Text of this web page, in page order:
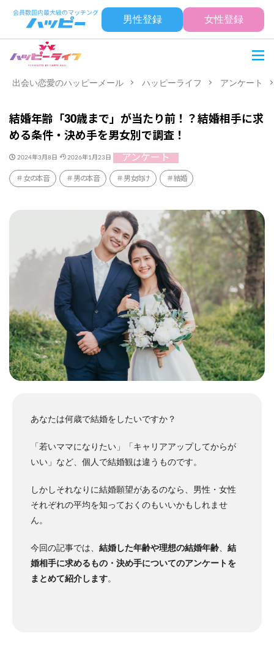
男性登録 女性登録
出会い恋愛のハッピーメール ハッピーライフ アンケート
結婚年齢「30歳まで」が当たり前！？結婚相手に求
める条件・決め手を男女別で調査！
2024年3月8日 2026年1月23日 アンケート
女の本音 男の本音 男女向け 結婚
あなたは何歳で結婚をしたいですか？
「若いママになりたい」「キャリアアップしてからが
いい」など、個人で結婚観は違うものです。
しかしそれなりに結婚願望があるのなら、男性・女性
それぞれの平均を知っておくのもいいかもしれませ
ん。
今回の記事では、 結婚した年齢や理想の結婚年齢
結
婚相手に求めるもの・決め手についてのアンケートを
まとめて紹介します。